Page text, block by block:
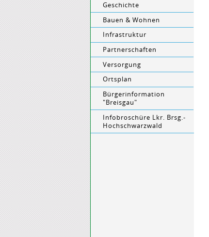
Geschichte
Bauen & Wohnen
Infrastruktur
Partnerschaften
Versorgung
Ortsplan
Bürgerinformation
"Breisgau"
Infobroschüre Lkr. Brsg.-
Hochschwarzwald